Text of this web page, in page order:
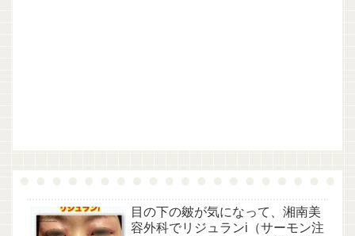
目の下の皴が気になって、湘南美
容外科でリジュランi（サーモン注